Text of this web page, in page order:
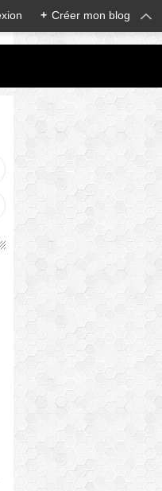
+ Créer mon blog